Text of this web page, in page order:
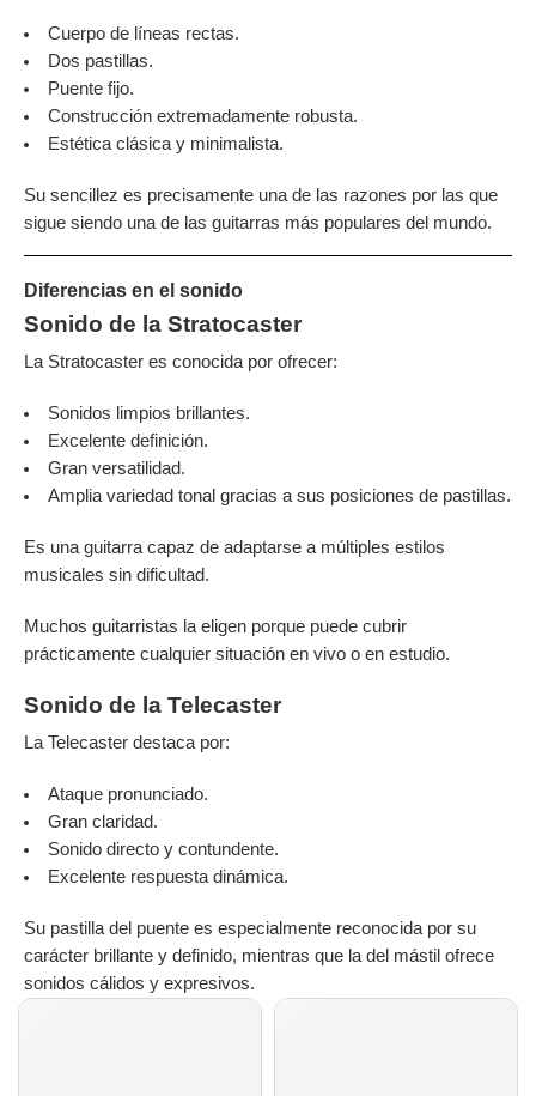
Cuerpo de líneas rectas.
Dos pastillas.
Puente fijo.
Construcción extremadamente robusta.
Estética clásica y minimalista.
Su sencillez es precisamente una de las razones por las que
sigue siendo una de las guitarras más populares del mundo.
Diferencias en el sonido
Sonido de la Stratocaster
La Stratocaster es conocida por ofrecer:
Sonidos limpios brillantes.
Excelente definición.
Gran versatilidad.
Amplia variedad tonal gracias a sus posiciones de pastillas.
Es una guitarra capaz de adaptarse a múltiples estilos
musicales sin dificultad.
Muchos guitarristas la eligen porque puede cubrir
prácticamente cualquier situación en vivo o en estudio.
Sonido de la Telecaster
La Telecaster destaca por:
Ataque pronunciado.
Gran claridad.
Sonido directo y contundente.
Excelente respuesta dinámica.
Su pastilla del puente es especialmente reconocida por su
carácter brillante y definido, mientras que la del mástil ofrece
sonidos cálidos y expresivos.